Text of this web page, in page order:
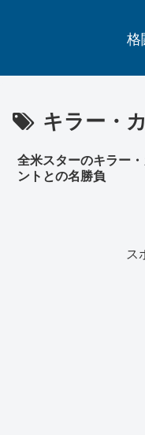
格
キラー・
全米スターのキラー
ントとの名勝負
ス